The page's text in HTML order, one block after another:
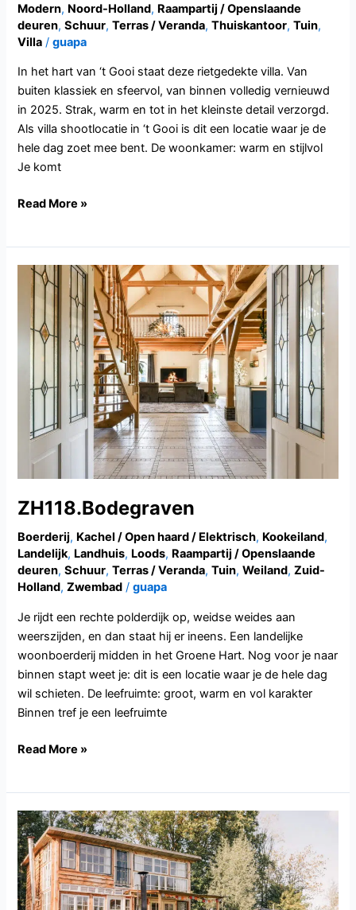
Modern, Noord-Holland, Raampartij / Openslaande
deuren,Schuur,Terras / Veranda,Thuiskantoor,Tuin,
Villa /guapa
In het hart van ‘t Gooi staat deze rietgedekte villa. Van
buiten klassiek en sfeervol, van binnen volledig vernieuwd
in 2025. Strak, warm en tot in het kleinste detail verzorgd.
Als villa shootlocatie in ‘t Gooi is dit een locatie waar je de
hele dag zoet mee bent. De woonkamer: warm en stijlvol
Je komt
Read More »
ZH118.Bodegraven
Boerderij, Kachel / Open haard / Elektrisch, Kookeiland,
Landelijk, Landhuis, Loods, Raampartij / Openslaande
deuren,Schuur,Terras / Veranda,Tuin,Weiland,Zuid-
Holland,Zwembad /guapa
Je rijdt een rechte polderdijk op, weidse weides aan
weerszijden, en dan staat hij er ineens. Een landelijke
woonboerderij midden in het Groene Hart. Nog voor je naar
binnen stapt weet je: dit is een locatie waar je de hele dag
wil schieten. De leefruimte: groot, warm en vol karakter
Binnen tref je een leefruimte
ZH118.Bodegraven
Read More »
GD128.Maasbommel